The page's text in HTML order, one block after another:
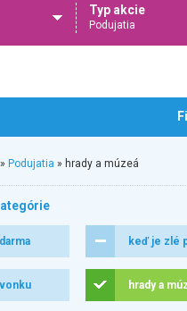
Typ akcie
Podujatia
Podujatia » hrady a múzeá
keď je zlé
hrady a